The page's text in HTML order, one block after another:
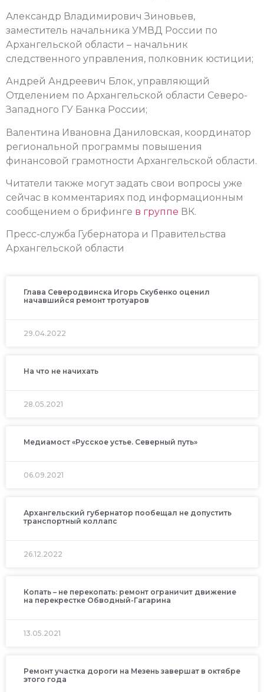
Александр Владимирович Зиновьев,
заместитель начальника УМВД России по
Архангельской области – начальник
следственного управления, полковник юстиции;
Андрей Андреевич Блок, управляющий
Отделением по Архангельской области Северо-
Западного ГУ Банка России;
Валентина Ивановна Даниловская, координатор
региональной программы повышения
финансовой грамотности Архангельской области.
Читатели также могут задать свои вопросы уже
сейчас в комментариях под информационным
сообщением о брифинге в группе ВК.
Пресс-служба Губернатора и Правительства
Архангельской области
Глава Северодвинска Игорь Скубенко оценил
начавшийся ремонт тротуаров
29.04.2022
На что не начихать
28.05.2021
Медиамост «Русское устье. Северный путь»
06.09.2021
Архангельский губернатор пообещал не допустить
транспортный коллапс
26.12.2022
Копать – не перекопать: ремонт ограничит движение
на перекрестке Обводный-Гагарина
13.05.2021
Ремонт участка дороги на Мезень завершат в октябре
этого года